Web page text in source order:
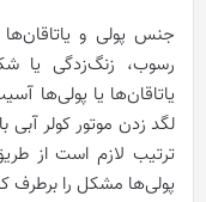
جنس پولی و
رسوب، زنگ‌زدگی یا
یاتاقان‌ها یا پولی‌ها
لگد زدن موتور کولر
ترتیب لازم است از
پولی‌ها مشکل را برطرف